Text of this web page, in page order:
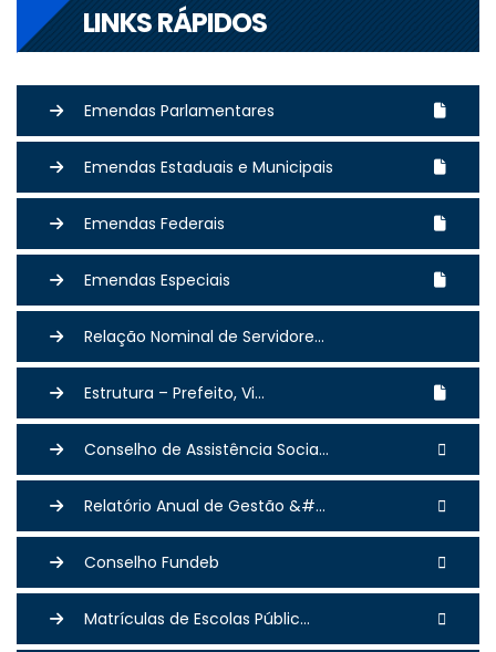
LINKS RÁPIDOS
Emendas Parlamentares
Emendas Estaduais e Municipais
Emendas Federais
Emendas Especiais
Relação Nominal de Servidore...
Estrutura – Prefeito, Vi...
Conselho de Assistência Socia...
Relatório Anual de Gestão &#...
Conselho Fundeb
Matrículas de Escolas Públic...